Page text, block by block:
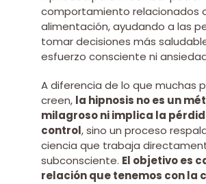
comportamiento relacionados
alimentación, ayudando a las
tomar decisiones más
esfuerzo consciente ni
A diferencia de lo que muchas
creen, la hipnosis no es un
milagroso ni implica la
control, sino un proceso
ciencia que trabaja
subconsciente. El objetivo es
relación que tenemos con la